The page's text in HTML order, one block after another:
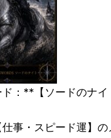
ド：**【ソードのナイ
事・スピード運】の